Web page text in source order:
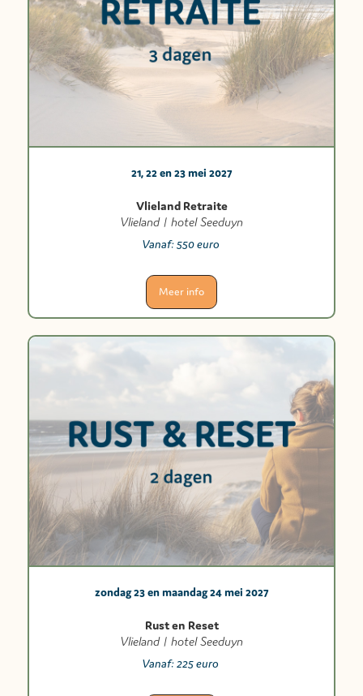
21, 22 en 23 mei 2027
Vlieland Retraite
Vlieland | hotel Seeduyn
Vanaf: 550 euro
Meer info
zondag 23 en maandag 24 mei 2027
Rust en Reset
Vlieland | hotel Seeduyn
Vanaf:225 euro